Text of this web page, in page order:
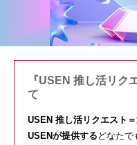
『USEN 推し活リク
て
USEN 推し活リクエスト
USENが提供する どなたで